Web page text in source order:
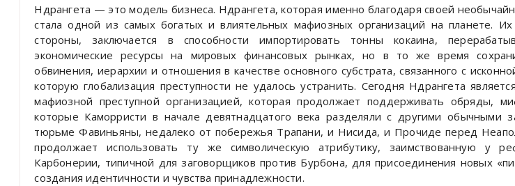
Ндрангета — это модель бизнеса. Ндрангета, которая именно благодаря своей
стала одной из самых богатых и влиятельных мафиозных организаций на планете. Их
стороны, заключается в способности импортировать тонны кокаина,
экономические ресурсы на мировых финансовых рынках, но в то же время
обвинения, иерархии и отношения в качестве основного субстрата, связанного с
которую глобализация преступности не удалось устранить. Сегодня Ндрангета
мафиозной преступной организацией, которая продолжает поддерживать обряды,
которые Каморристи в начале девятнадцатого века разделяли с другими обычными
тюрьме Фавиньяны, недалеко от побережья Трапани, и Нисида, и Прочиде перед
продолжает использовать ту же символическую атрибутику, заимствованную у
Карбонерии, типичной для заговорщиков против Бурбона, для присоединения новых
создания идентичности и чувства принадлежности.